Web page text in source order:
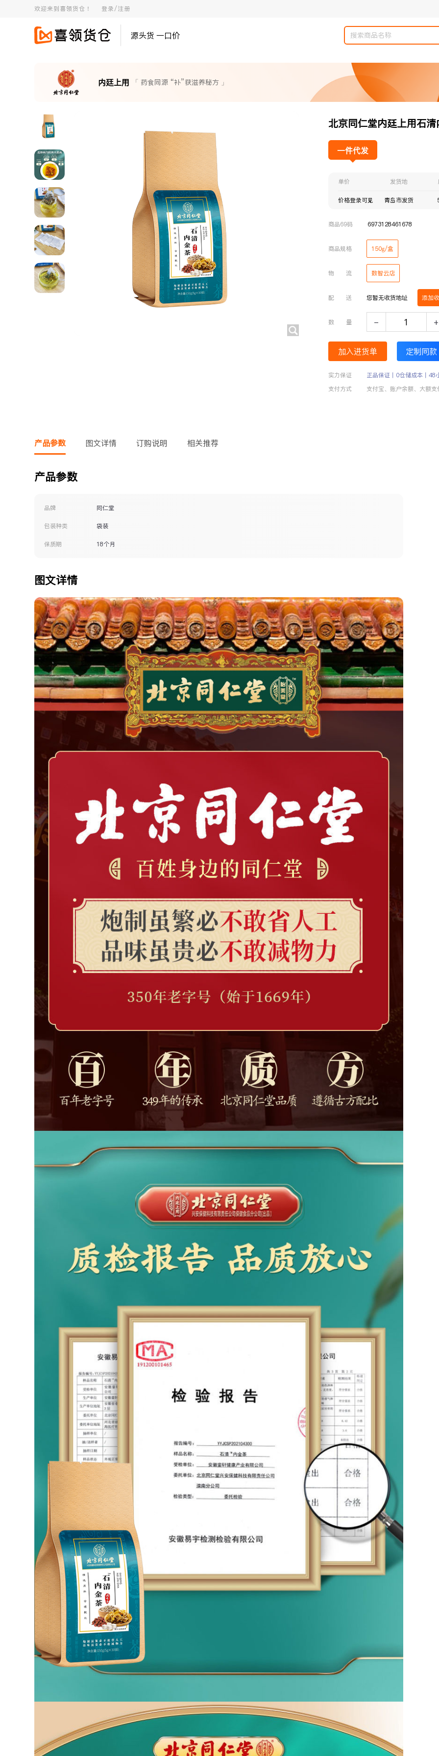
欢迎来到喜领货仓！ 登录/注册
源头货 一口价
内廷上用 「 药食同源 “补”获滋养秘方 」
北京同仁堂内廷上用石
一件代发
单价 发货地
价格登录可见 青岛市发货
商品69码 6973128461678
商品规格 150g/盒
物 流 数智云店
配 送 您暂无收货地址 添加
数 量 - +
加入进货单 定制同款
实力保证
正品保证丨0仓储成本丨48
支付方式
支付宝、账户余额、大额支
产品参数 图文详情 订购说明 相关推荐
产品参数
品牌 同仁堂
包装种类 袋装
保质期 18个月
图文详情